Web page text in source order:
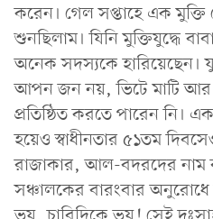
করেন। গেল সপ্তাহে এক মুক্তি
শুনছিলাম। যিনি মুক্তিযুদ্ধে
অনেক সদস্যকে হারিয়েছেন।
আপন জন নয়, ভিটে মাটি
প্রতিষ্ঠিত করতে পারেন নি।
হয়েও স্বাধীনতার ৫১তম
রাজাকার, আল-বদরদের
সঞ্চালকের বারংবার অনুরোধে